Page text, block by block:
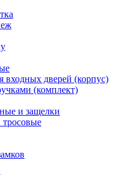
входных дверей (корпус)
(комплект)
и защелки